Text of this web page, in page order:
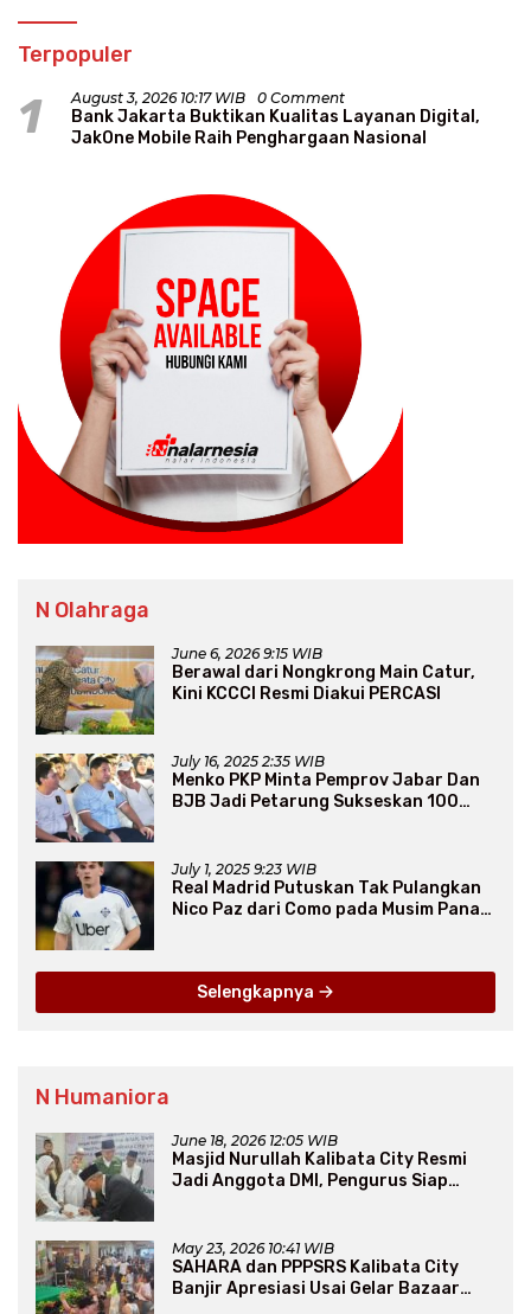
Terpopuler
1 August 3, 2026 10:17 WIB 0 Comment
Bank Jakarta Buktikan Kualitas Layanan Digital,
JakOne Mobile Raih Penghargaan Nasional
N Olahraga
June 6, 2026 9:15 WIB
Berawal dari Nongkrong Main Catur,
Kini KCCCI Resmi Diakui PERCASI
July 16, 2025 2:35 WIB
Menko PKP Minta Pemprov Jabar Dan
BJB Jadi Petarung Sukseskan 100
July 1, 2025 9:23 WIB
Real Madrid Putuskan Tak Pulangkan
Nico Paz dari Como pada Musim Panas
Selengkapnya
N Humaniora
June 18, 2026 12:05 WIB
Masjid Nurullah Kalibata City Resmi
Jadi Anggota DMI, Pengurus Siap
May 23, 2026 10:41 WIB
SAHARA dan PPPSRS Kalibata City
Banjir Apresiasi Usai Gelar Bazaar